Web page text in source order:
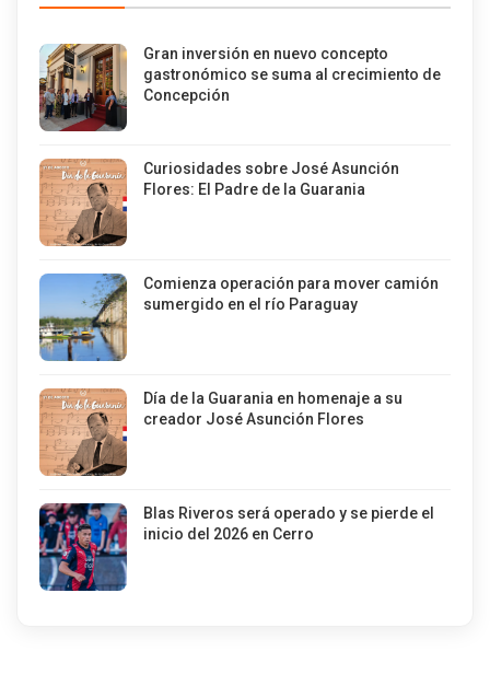
Gran inversión en nuevo concepto
gastronómico se suma al crecimiento de
Concepción
Curiosidades sobre José Asunción
Flores: El Padre de la Guarania
Comienza operación para mover camión
sumergido en el río Paraguay
Día de la Guarania en homenaje a su
creador José Asunción Flores
Blas Riveros será operado y se pierde el
inicio del 2026 en Cerro